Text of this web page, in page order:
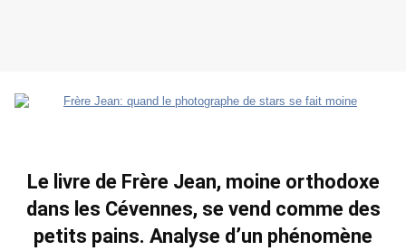
Le livre de Frère Jean, moine orthodoxe
dans les Cévennes, se vend comme des
petits pains. Analyse d’un phénomène